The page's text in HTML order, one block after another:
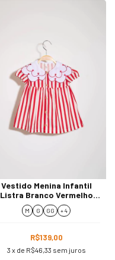
Vestido Menina Infantil
Listra Branco Vermelho
3099
M G GG + 4
R$139,00
3 x de R$46,33 sem juros